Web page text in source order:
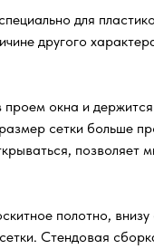
для
другого
окна и
сетки больше
позволяет
полотно, внизу
Стендовая